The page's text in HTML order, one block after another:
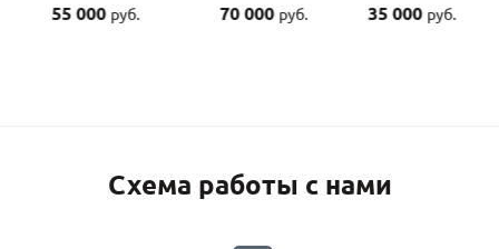
55 000 руб. 70 000 руб. 35 000 руб.
Схема работы с нами